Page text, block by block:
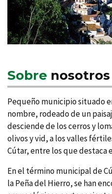
Sobre nosotros
Pequeño municipio situado
nombre, rodeado de un
desciende de los cerros y
olivos y vid, a los valles
Cútar, entre los que destaca
En el término municipal de
la Peña del Hierro, se han